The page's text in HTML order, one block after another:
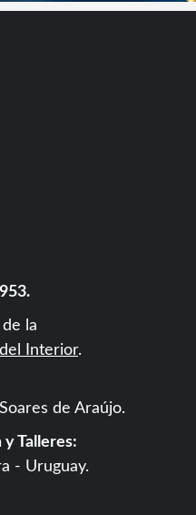
la
Interior.
de Araújo.
Talleres:
- Uruguay.